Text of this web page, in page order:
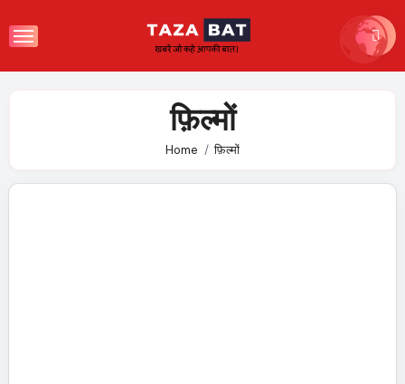
to
फ़िल्मों
Home फ़िल्मों